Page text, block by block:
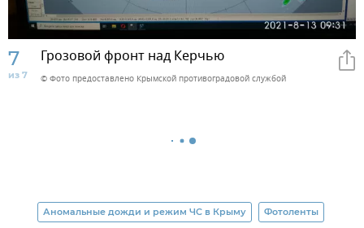
7
из 7
Грозовой фронт над Керчью
© Фото предоставлено Крымской противоградовой службой
Аномальные дожди и режим ЧС в Крыму Фотоленты